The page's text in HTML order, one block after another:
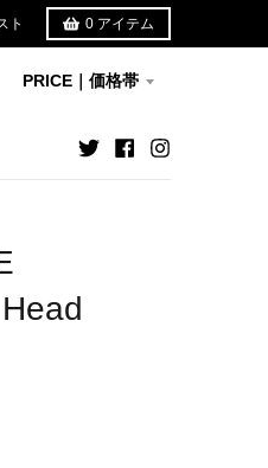
ト 0 アイテム
PRICE｜価格帯